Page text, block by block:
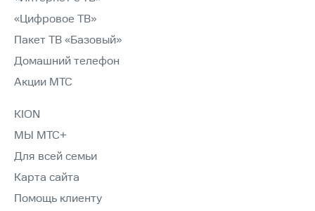
«Цифровое ТВ»
Пакет ТВ «Базовый»
Домашний телефон
Акции МТС
KION
МЫ МТС+
Для всей семьи
Карта сайта
Помощь клиенту